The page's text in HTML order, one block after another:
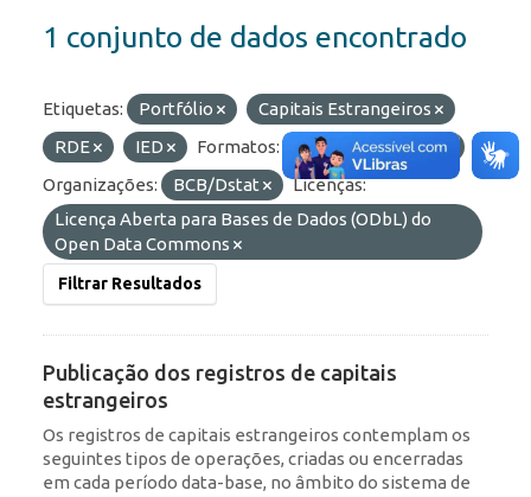
1 conjunto de dados encontrado
Etiquetas: Portfólio
Capitais Estrangeiros
RDE
IED Formatos: OData
HTML
Organizações:
BCB/Dstat
Licenças:
Licença Aberta para Bases de Dados (ODbL) do
Open Data Commons
Filtrar Resultados
Publicação dos registros de capitais
estrangeiros
Os registros de capitais estrangeiros contemplam os
seguintes tipos de operações, criadas ou encerradas
em cada período data-base, no âmbito do sistema de